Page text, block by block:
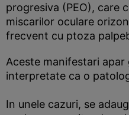
progresiva (PEO), care
miscarilor oculare
frecvent cu ptoza
Aceste manifestari
interpretate ca o
In unele cazuri, se